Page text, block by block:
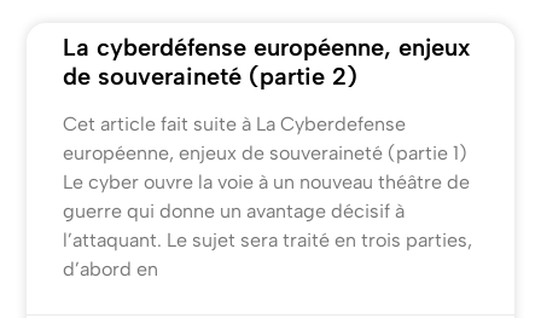
La cyberdéfense européenne, enjeux
de souveraineté (partie 2)
Cet article fait suite à La Cyberdefense
européenne, enjeux de souveraineté (partie 1)
Le cyber ouvre la voie à un nouveau théâtre de
guerre qui donne un avantage décisif à
l’attaquant. Le sujet sera traité en trois parties,
d’abord en